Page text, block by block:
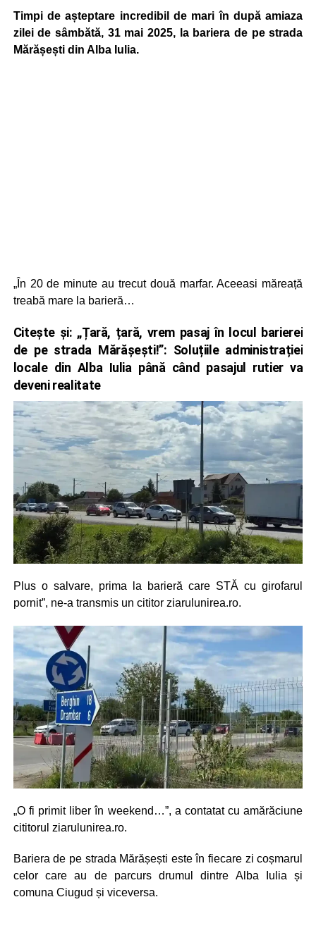
Timpi de așteptare incredibil de mari în după amiaza
zilei de sâmbătă, 31 mai 2025, la bariera de pe strada
Mărășești din Alba Iulia.
„În 20 de minute au trecut două marfar. Aceeasi măreață
treabă mare la barieră…
Citește și: „Țară, țară, vrem pasaj în locul barierei
de pe strada Mărășești!”: Soluțiile administrației
locale din Alba Iulia până când pasajul rutier va
deveni realitate
Plus o salvare, prima la barieră care STĂ cu girofarul
pornit”, ne-a transmis un cititor ziarulunirea.ro.
„O fi primit liber în weekend…”, a contatat cu amărăciune
cititorul ziarulunirea.ro.
Bariera de pe strada Mărășești este în fiecare zi coșmarul
celor care au de parcurs drumul dintre Alba Iulia și
comuna Ciugud și viceversa.